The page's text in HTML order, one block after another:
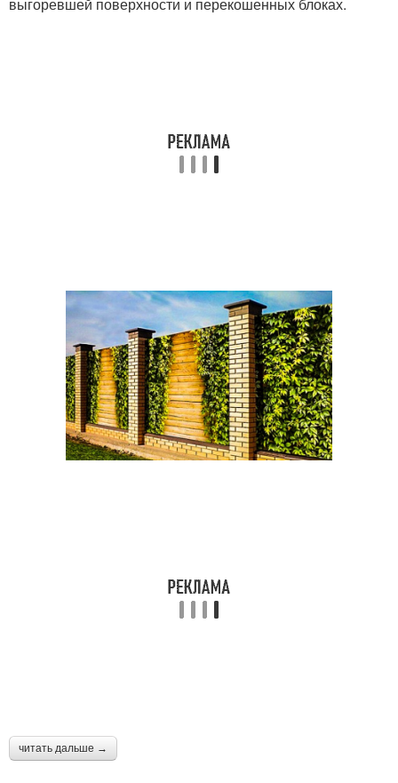
читать дальше →